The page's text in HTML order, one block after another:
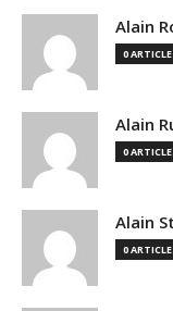
Alain
0
Alain
0
Alain
0